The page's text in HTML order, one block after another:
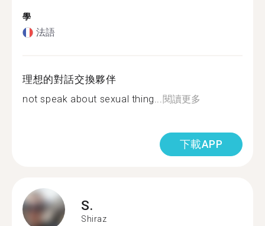
學
法語
理想的對話交換夥伴
not speak about sexual thing...閱讀更多
下載APP
S.
Shiraz